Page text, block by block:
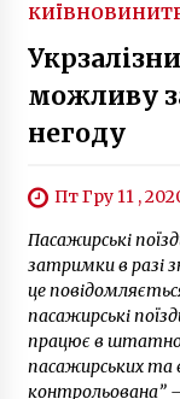
КИЇВНОВИНИ
можливу
негоду
Пт Гру 11 ,
Пасажирські
затримки в разі
це
пасажирські
працює в
пасажирських та
контрольована”